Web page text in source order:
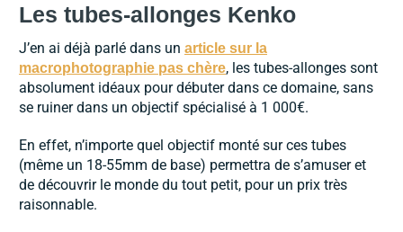
Les tubes-allonges Kenko
J’en ai déjà parlé dans un article sur la
macrophotographie pas chère, les tubes-allonges sont
absolument idéaux pour débuter dans ce domaine, sans
se ruiner dans un objectif spécialisé à 1 000€.
En effet, n’importe quel objectif monté sur ces tubes
(même un 18-55mm de base) permettra de s’amuser et
de découvrir le monde du tout petit, pour un prix très
raisonnable.